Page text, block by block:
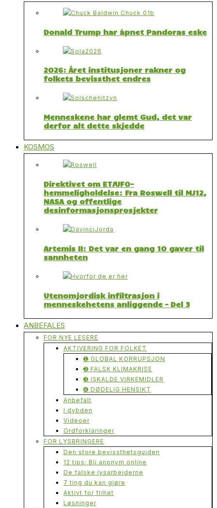
Donald Trump har åpnet Pandoras eske
2026: Året institusjoner rakner og
folkets bevissthet endres
Menneskene har glemt Gud, det var
derfor alt dette skjedde
KOSMOS
Direktivet om ET/UFO-
hemmeligholdelse: Fra Roswell til MJ12,
NASA og offentlige
desinformasjonsprosjekter
Artemis II: Det var en gang 10 gaver til
sannheten
Utenomjordisk infiltrasjon i
menneskehetens anliggende – Del 3
ANBEFALES
FOR NYE LESERE
AKTIVERING FOR FOLKET
➊ GLOBAL KORRUPSJON
➋ FALSK KLIMAKRISE
➌ ISKALDE VIRKEMIDLER
➍ DØDELIG HENSIKT
Anbefalt
I dybden
Videoer
Ordforklaringer
FOR LYSBRINGERE
Den store bevissthetsguiden
12 tips: Bli anonym online
De falske lysarbeiderne
7 ting du kan gjøre
Aktivt for frihet
Løsninger